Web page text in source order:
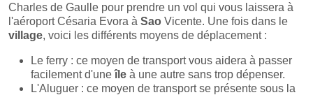
Charles de Gaulle pour prendre un vol qui vous laissera à
l'aéroport Césaria Evora à Sao Vicente. Une fois dans le
village, voici les différents moyens de déplacement :
Le ferry : ce moyen de transport vous aidera à passer
facilement d'uneîle à une autre sans trop dépenser.
L'Aluguer : ce moyen de transport se présente sous la